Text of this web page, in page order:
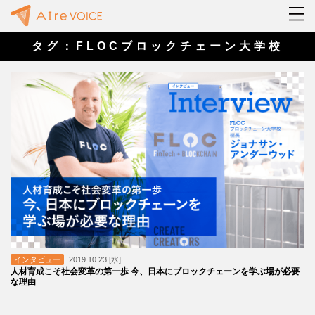
タグ：FLOCブロックチェーン大学校
インタビュー 2019.10.23 [水]
人材育成こそ社会変革の第一歩 今、日本にブロックチェーンを学ぶ場が必要
な理由